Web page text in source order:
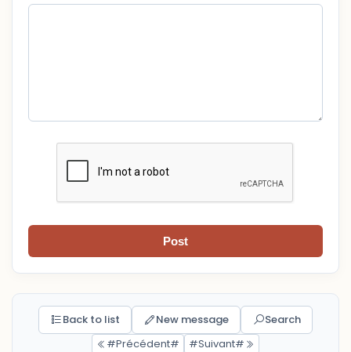
Post
Back to list New message
Search
#Précédent#
#Suivant#